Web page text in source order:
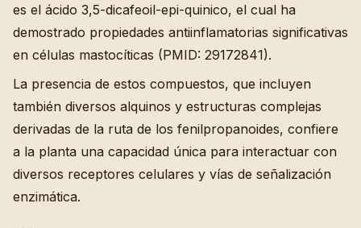
es el ácido 3,5-dicafeoil-epi-quinico, el cual ha
demostrado propiedades antiinflamatorias significativas
en células mastocíticas (PMID: 29172841).
La presencia de estos compuestos, que incluyen
también diversos alquinos y estructuras complejas
derivadas de la ruta de los fenilpropanoides, confiere
a la planta una capacidad única para interactuar con
diversos receptores celulares y vías de señalización
enzimática.